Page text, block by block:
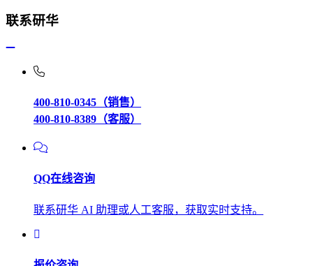
联系研华
400-810-0345（销售）
400-810-8389（客服）
QQ在线咨询
联系研华 AI 助理或人工客服，获取实时支持。